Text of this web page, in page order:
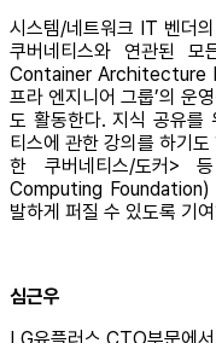
시스템/네트워크 IT 벤더
쿠버네티스와 연관된
Container Architecture
프라 엔지니어 그룹’의 운
도 활동한다. 지식 공유를
티스에 관한 강의를 하기
한 쿠버네티스/도커>
Computing Foundation)
발하게 퍼질 수 있도록 기
심근우